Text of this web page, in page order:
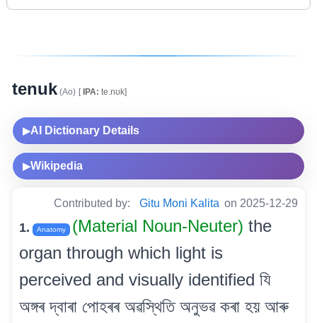
tenuk(Ao) [IPA: te.nʊk]
▶AI Dictionary Details
▶Wikipedia
Contributed by: Gitu Moni Kalita on 2025-12-29
1. Anatomy (Material Noun-Neuter) the
organ through which light is
perceived and visually identified যি
অঙ্গৰ দ্বাৰা পোহৰৰ অৱস্থিতি অনুভৱ কৰা হয় আৰু